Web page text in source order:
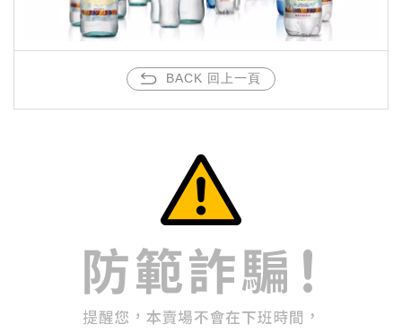
BACK 回上一頁